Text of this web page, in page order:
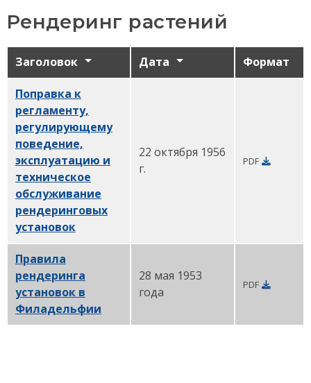
Рендеринг растений
Заголовок Дата Формат
Поправка к
регламенту,
регулирующему
поведение,
эксплуатацию и
техническое
обслуживание
рендеринговых
установокPDF
22 октября 1956
г.
PDF
Правила
рендеринга
установок в
Филадельфии
28 мая 1953
года
PDF